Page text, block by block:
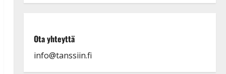
Ota yhteyttä
info@tanssiin.fi